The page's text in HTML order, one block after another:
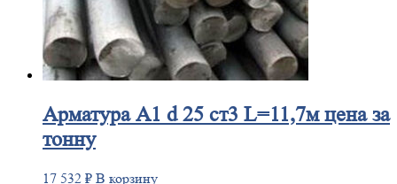
АрматураА1 d 25 ст3 L=11,7м цена за
тонну
17 532 ₽ В корзину